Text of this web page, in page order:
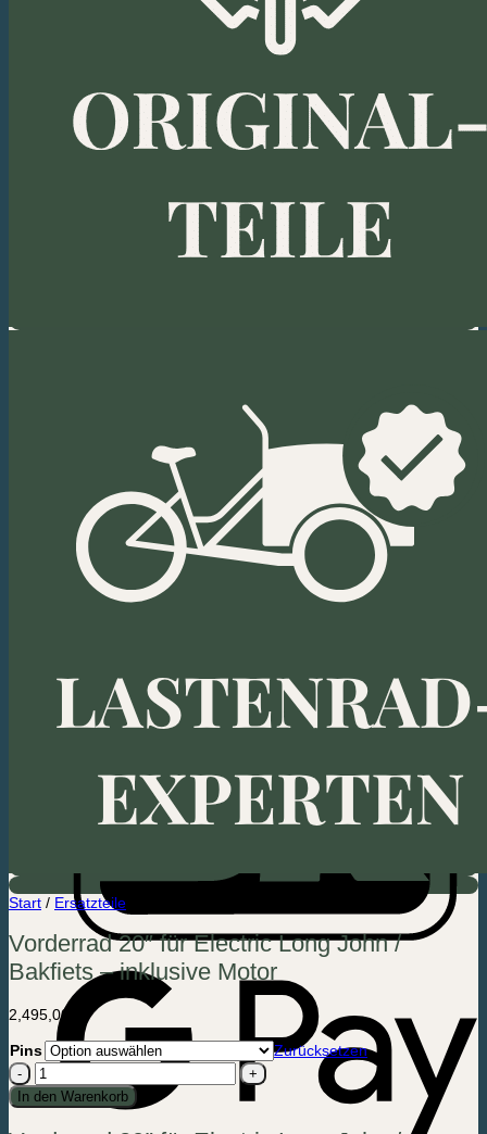
Start / Ersatzteile
Vorderrad 20″ für Electric Long John /
Bakfiets – inklusive Motor
2,495,00 kr.
Pins
Zurücksetzen
Vorderrad
20″
für
In den Warenkorb